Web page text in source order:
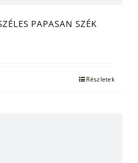
PAPASAN SZÉK
Részletek